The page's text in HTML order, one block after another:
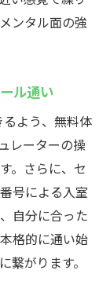
ンタル面の強
ル通い
るよう、無料体
レーターの操
。さらに、セ
号による入室
自分に合った
格的に通い始
繋がります。